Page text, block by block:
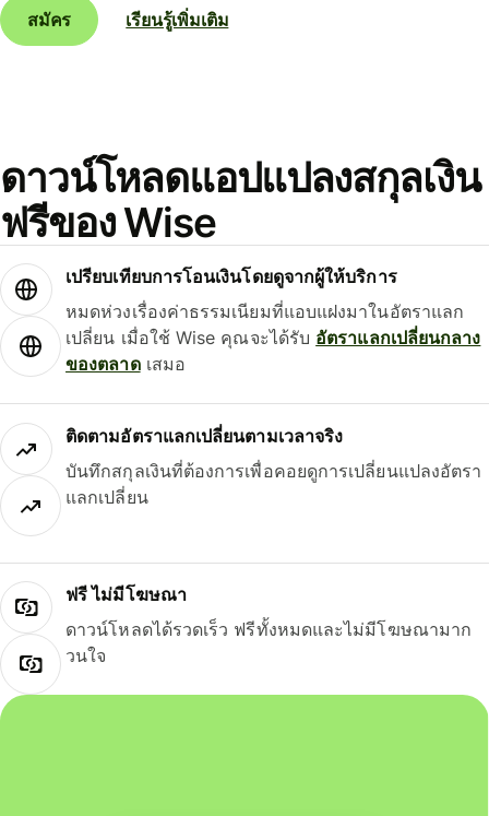
สมัคร เรียนรู้เพิ่มเติม
ดาวน์โหลดแอปแปลงสกุลเงิน
ฟรีของ Wise
เปรียบเทียบการโอนเงินโดยดูจากผู้ให้บริการ
หมดห่วงเรื่องค่าธรรมเนียมที่แอบแฝงมาในอัตราแลก
เปลี่ยน เมื่อใช้ Wise คุณจะได้รับ อัตราแลกเปลี่ยนกลาง
ของตลาดเสมอ
ติดตามอัตราแลกเปลี่ยนตามเวลาจริง
บันทึกสกุลเงินที่ต้องการเพื่อคอยดูการเปลี่ยนแปลงอัตรา
แลกเปลี่ยน
ฟรี ไม่มีโฆษณา
ดาวน์โหลดได้รวดเร็ว ฟรีทั้งหมดและไม่มีโฆษณามาก
วนใจ